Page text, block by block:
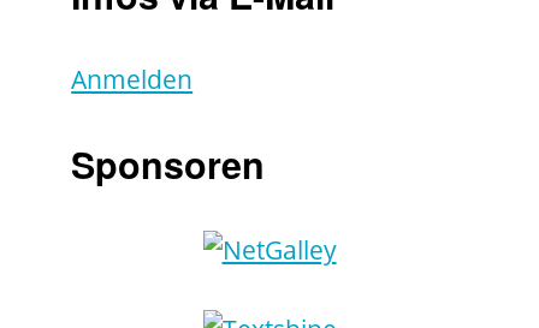
Anmelden
Sponsoren